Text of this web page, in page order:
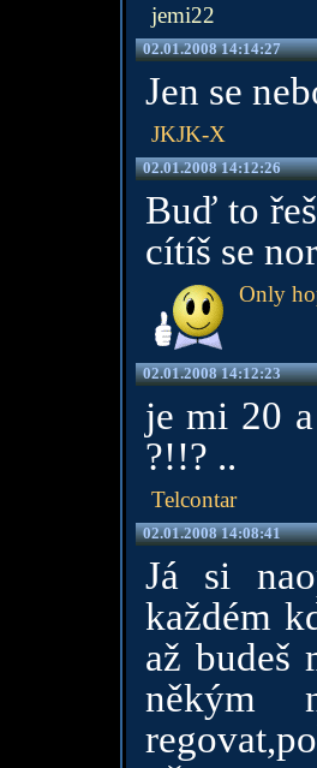
jemi22
02.01.2008 14:14:27
Jen se
JKJK-X
02.01.2008 14:12:26
Buď to
cítíš se
Only
02.01.2008 14:12:23
je mi 20
?!!? ..
Telcontar
02.01.2008 14:08:41
Já si
každém
až budeš
někým